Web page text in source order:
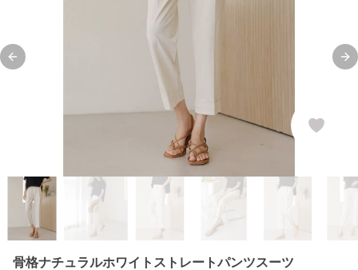
Previous slide
骨格ナチュラルホワイトストレートパンツスーツ